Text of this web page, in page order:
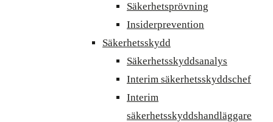
Säkerhetsprövning
Insiderprevention
Säkerhetsskydd
Säkerhetsskyddsanalys
Interim säkerhetsskyddschef
Interim
säkerhetsskyddshandläggare